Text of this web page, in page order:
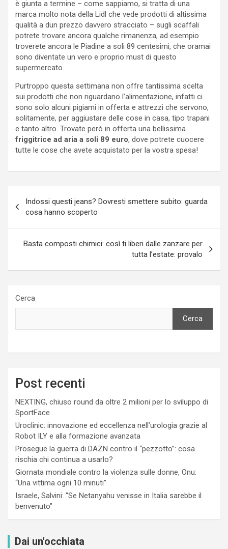
è giunta a termine – come sappiamo, si tratta di una
marca molto nota della Lidl che vede prodotti di altissima
qualità a dun prezzo davvero stracciato – sugli scaffali
potrete trovare ancora qualche rimanenza, ad esempio
troverete ancora le Piadine a soli 89 centesimi, che oramai
sono diventate un vero e proprio must di questo
supermercato.
Purtroppo questa settimana non offre tantissima scelta
sui prodotti che non riguardano l’alimentazione, infatti ci
sono solo alcuni pigiami in offerta e attrezzi che servono,
solitamente, per aggiustare delle cose in casa, tipo trapani
e tanto altro. Trovate però in offerta una bellissima
friggitrice ad aria a soli 89 euro, dove potrete cuocere
tutte le cose che avete acquistato per la vostra spesa!
articoli
Indossi questi jeans? Dovresti smettere subito: guarda
cosa hanno scoperto
Basta composti chimici: così ti liberi dalle zanzare per
tutta l’estate: provalo
Cerca
Cerca
Post recenti
NEXTING, chiuso round da oltre 2 milioni per lo sviluppo di
SportFace
Uroclinic: innovazione ed eccellenza nell’urologia grazie al
Robot ILY e alla formazione avanzata
Prosegue la guerra di DAZN contro il “pezzotto”: cosa
rischia chi continua a usarlo?
Giornata mondiale contro la violenza sulle donne, Onu:
“Una vittima ogni 10 minuti”
Israele, Salvini: “Se Netanyahu venisse in Italia sarebbe il
benvenuto”
Dai un'occhiata